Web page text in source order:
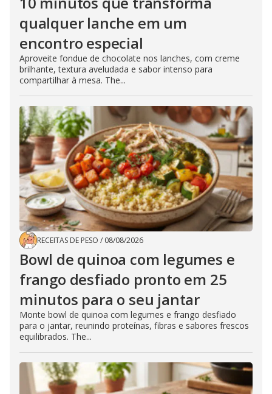
qualquer lanche em um
encontro especial
Aproveite fondue de chocolate nos lanches, com creme
brilhante, textura aveludada e sabor intenso para
compartilhar à mesa. The...
RECEITAS DE PESO / 08/08/2026
Bowl de quinoa com legumes e
frango desfiado pronto em 25
minutos para o seu jantar
Monte bowl de quinoa com legumes e frango desfiado
para o jantar, reunindo proteínas, fibras e sabores frescos
equilibrados. The...